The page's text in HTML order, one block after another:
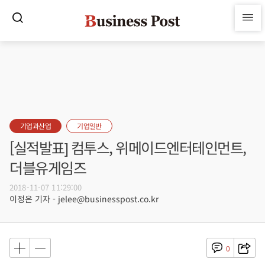
기업과산업 기업일반
[실적발표] 컴투스, 위메이드엔터테인먼트,
더블유게임즈
2018-11-07 11:29:00
이정은 기자 - jelee@businesspost.co.kr
0